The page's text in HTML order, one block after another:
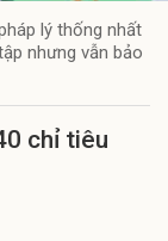
lý thống nhất
nhưng vẫn bảo
chỉ tiêu